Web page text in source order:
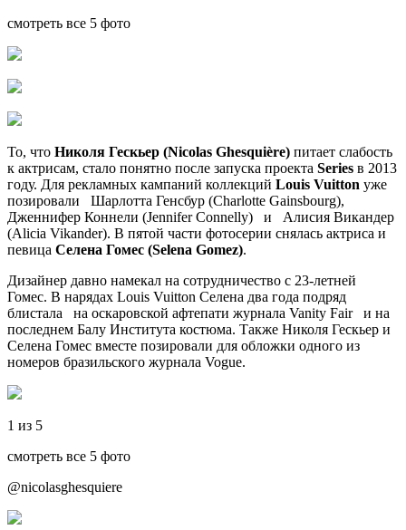
смотреть все 5 фото
То, что Николя Гескьер (Nicolas Ghesquière) питает слабость
к актрисам, стало понятно после запуска проекта Series в 2013
году. Для рекламных кампаний коллекций Louis Vuitton уже
позировали Шарлотта Генсбур (Charlotte Gainsbourg),
Дженнифер Коннели (Jennifer Connelly) и Алисия Викандер
(Alicia Vikander). В пятой части фотосерии снялась актриса и
певица Селена Гомес (Selena Gomez).
Дизайнер давно намекал на сотрудничество с 23-летней
Гомес. В нарядах Louis Vuitton Селена два года подряд
блистала на оскаровской афтепати журнала Vanity Fair и на
последнем Балу Института костюма. Также Николя Гескьер и
Селена Гомес вместе позировали для обложки одного из
номеров бразильского журнала Vogue.
1 из 5
смотреть все 5 фото
@nicolasghesquiere